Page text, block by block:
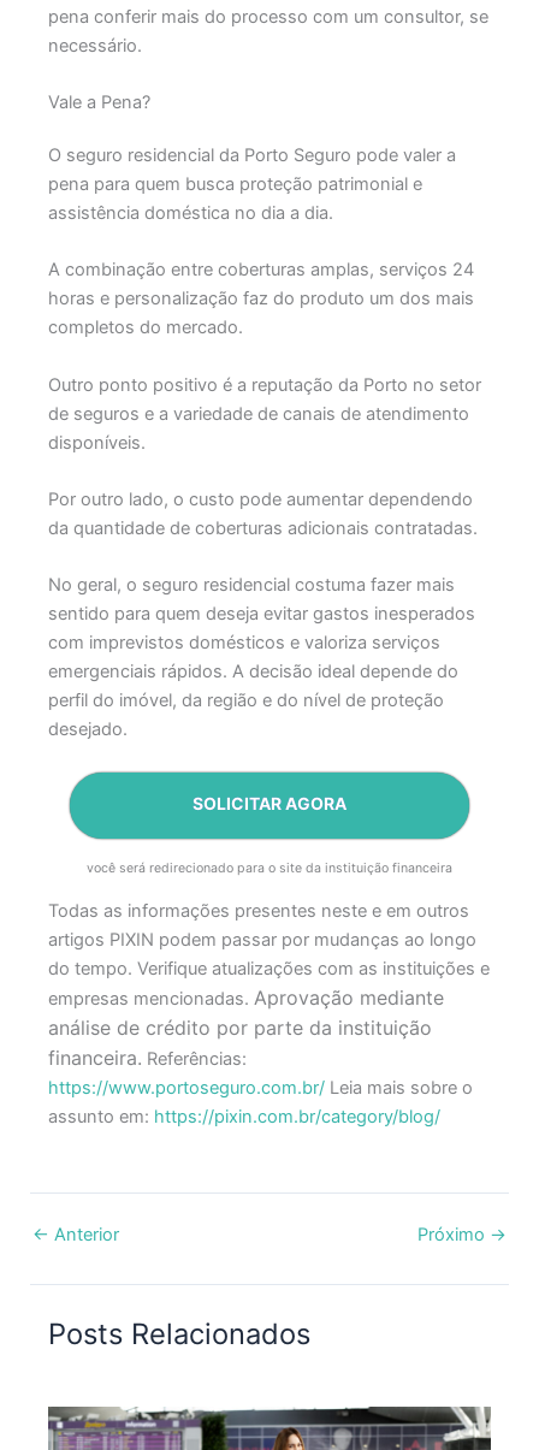
pena conferir mais do processo com um consultor, se
necessário.
Vale a Pena?
O seguro residencial da Porto Seguro pode valer a
pena para quem busca proteção patrimonial e
assistência doméstica no dia a dia.
A combinação entre coberturas amplas, serviços 24
horas e personalização faz do produto um dos mais
completos do mercado.
Outro ponto positivo é a reputação da Porto no setor
de seguros e a variedade de canais de atendimento
disponíveis.
Por outro lado, o custo pode aumentar dependendo
da quantidade de coberturas adicionais contratadas.
No geral, o seguro residencial costuma fazer mais
sentido para quem deseja evitar gastos inesperados
com imprevistos domésticos e valoriza serviços
emergenciais rápidos. A decisão ideal depende do
perfil do imóvel, da região e do nível de proteção
desejado.
SOLICITAR AGORA
você será redirecionado para o site da instituição financeira
Todas as informações presentes neste e em outros
artigos PIXIN podem passar por mudanças ao longo
do tempo. Verifique atualizações com as instituições e
empresas mencionadas. Aprovação mediante
análise de crédito por parte da instituição
financeira. Referências:
https://www.portoseguro.com.br/ Leia mais sobre o
assunto em: https://pixin.com.br/category/blog/
← Anterior Próximo →
Posts Relacionados